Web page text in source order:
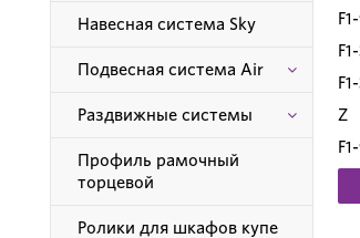
Навесная система Sky
Подвесная система Air
Раздвижные системы
Профиль рамочный
торцевой
Ролики для шкафов купе
Z